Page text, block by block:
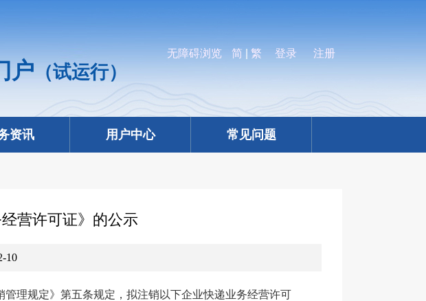
户 （试运行）
无障碍浏览 简 繁 登录 注册
资讯 用户中心 常见问题
营许可证》的公示
10
理规定》第五条规定，拟注销以下企业快递业务经营许可